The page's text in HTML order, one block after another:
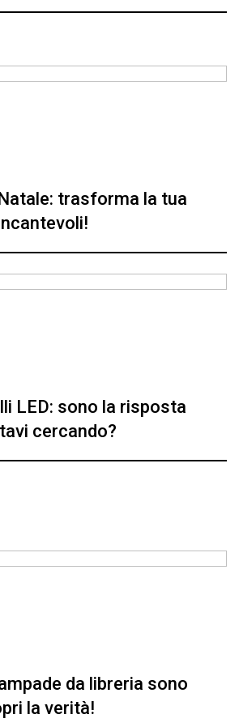
trasforma la tua
LED: sono la risposta
cercando?
da libreria sono
la verità!